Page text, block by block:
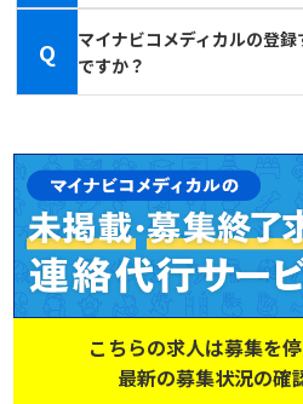
Q
マイナビコメディカルの登
ですか？
こちらの求人は募集を停
最新の募集状況の確